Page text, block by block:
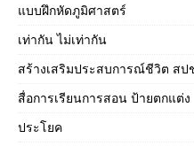
แบบฝึกหัดภูมิศาสตร์
เท่ากัน ไม่เท่ากัน
สร้างเสริมประสบการณ์ชีวิต สป
สื่อการเรียนการสอน ป้ายตกแต่ง
ประโยค